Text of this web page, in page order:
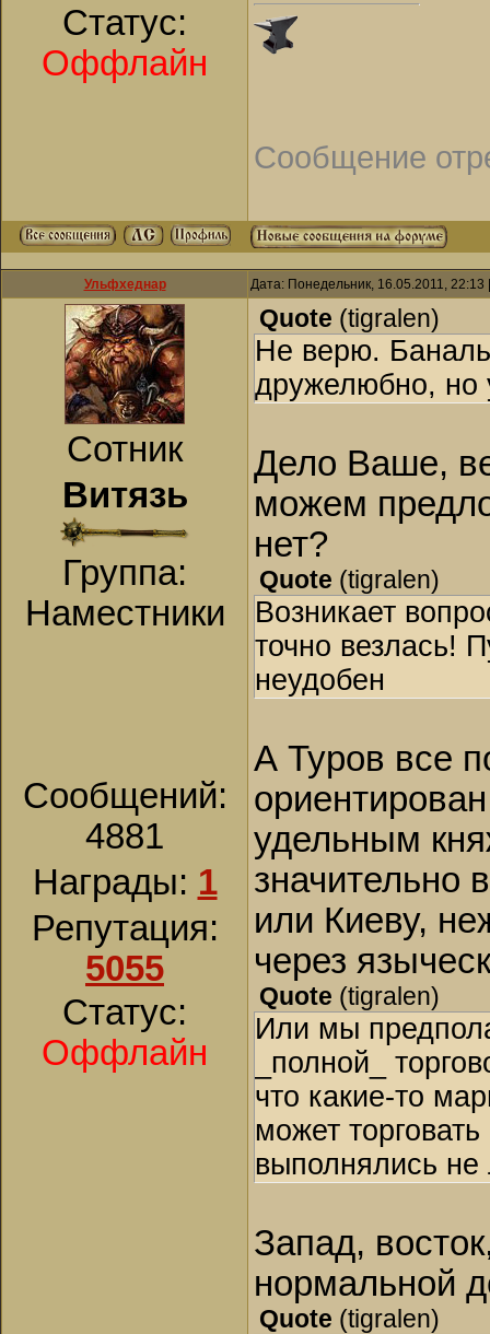
Статус:
Оффлайн
Сообщение
Ульфхеднар Дата: Понедельник, 16.05.2011,
Сотник
Витязь
Группа:
Наместники
Сообщений:
4881
Награды: 1
Репутация:
5055
Статус:
Оффлайн
Quote (tigralen)
Не верю.
дружелюбно, но
Дело Ваше,
можем
нет?
Quote (tigralen)
Возникает
точно везлась!
неудобен
А Туров все
удельным
значительно
или Киеву,
через
Quote (tigralen)
Или мы
_полной_
что какие-то
может
выполнялись
Запад,
нормальной
Quote (tigralen)